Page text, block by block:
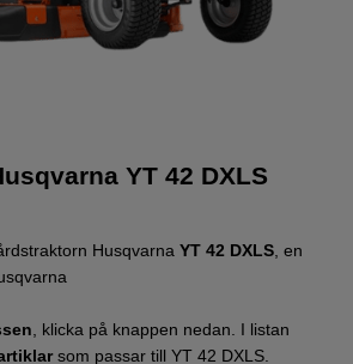
YT 42 DXLS
Husqvarna YT 42 DXLS , en
, klicka på knappen nedan. I listan
som passar till YT 42 DXLS.